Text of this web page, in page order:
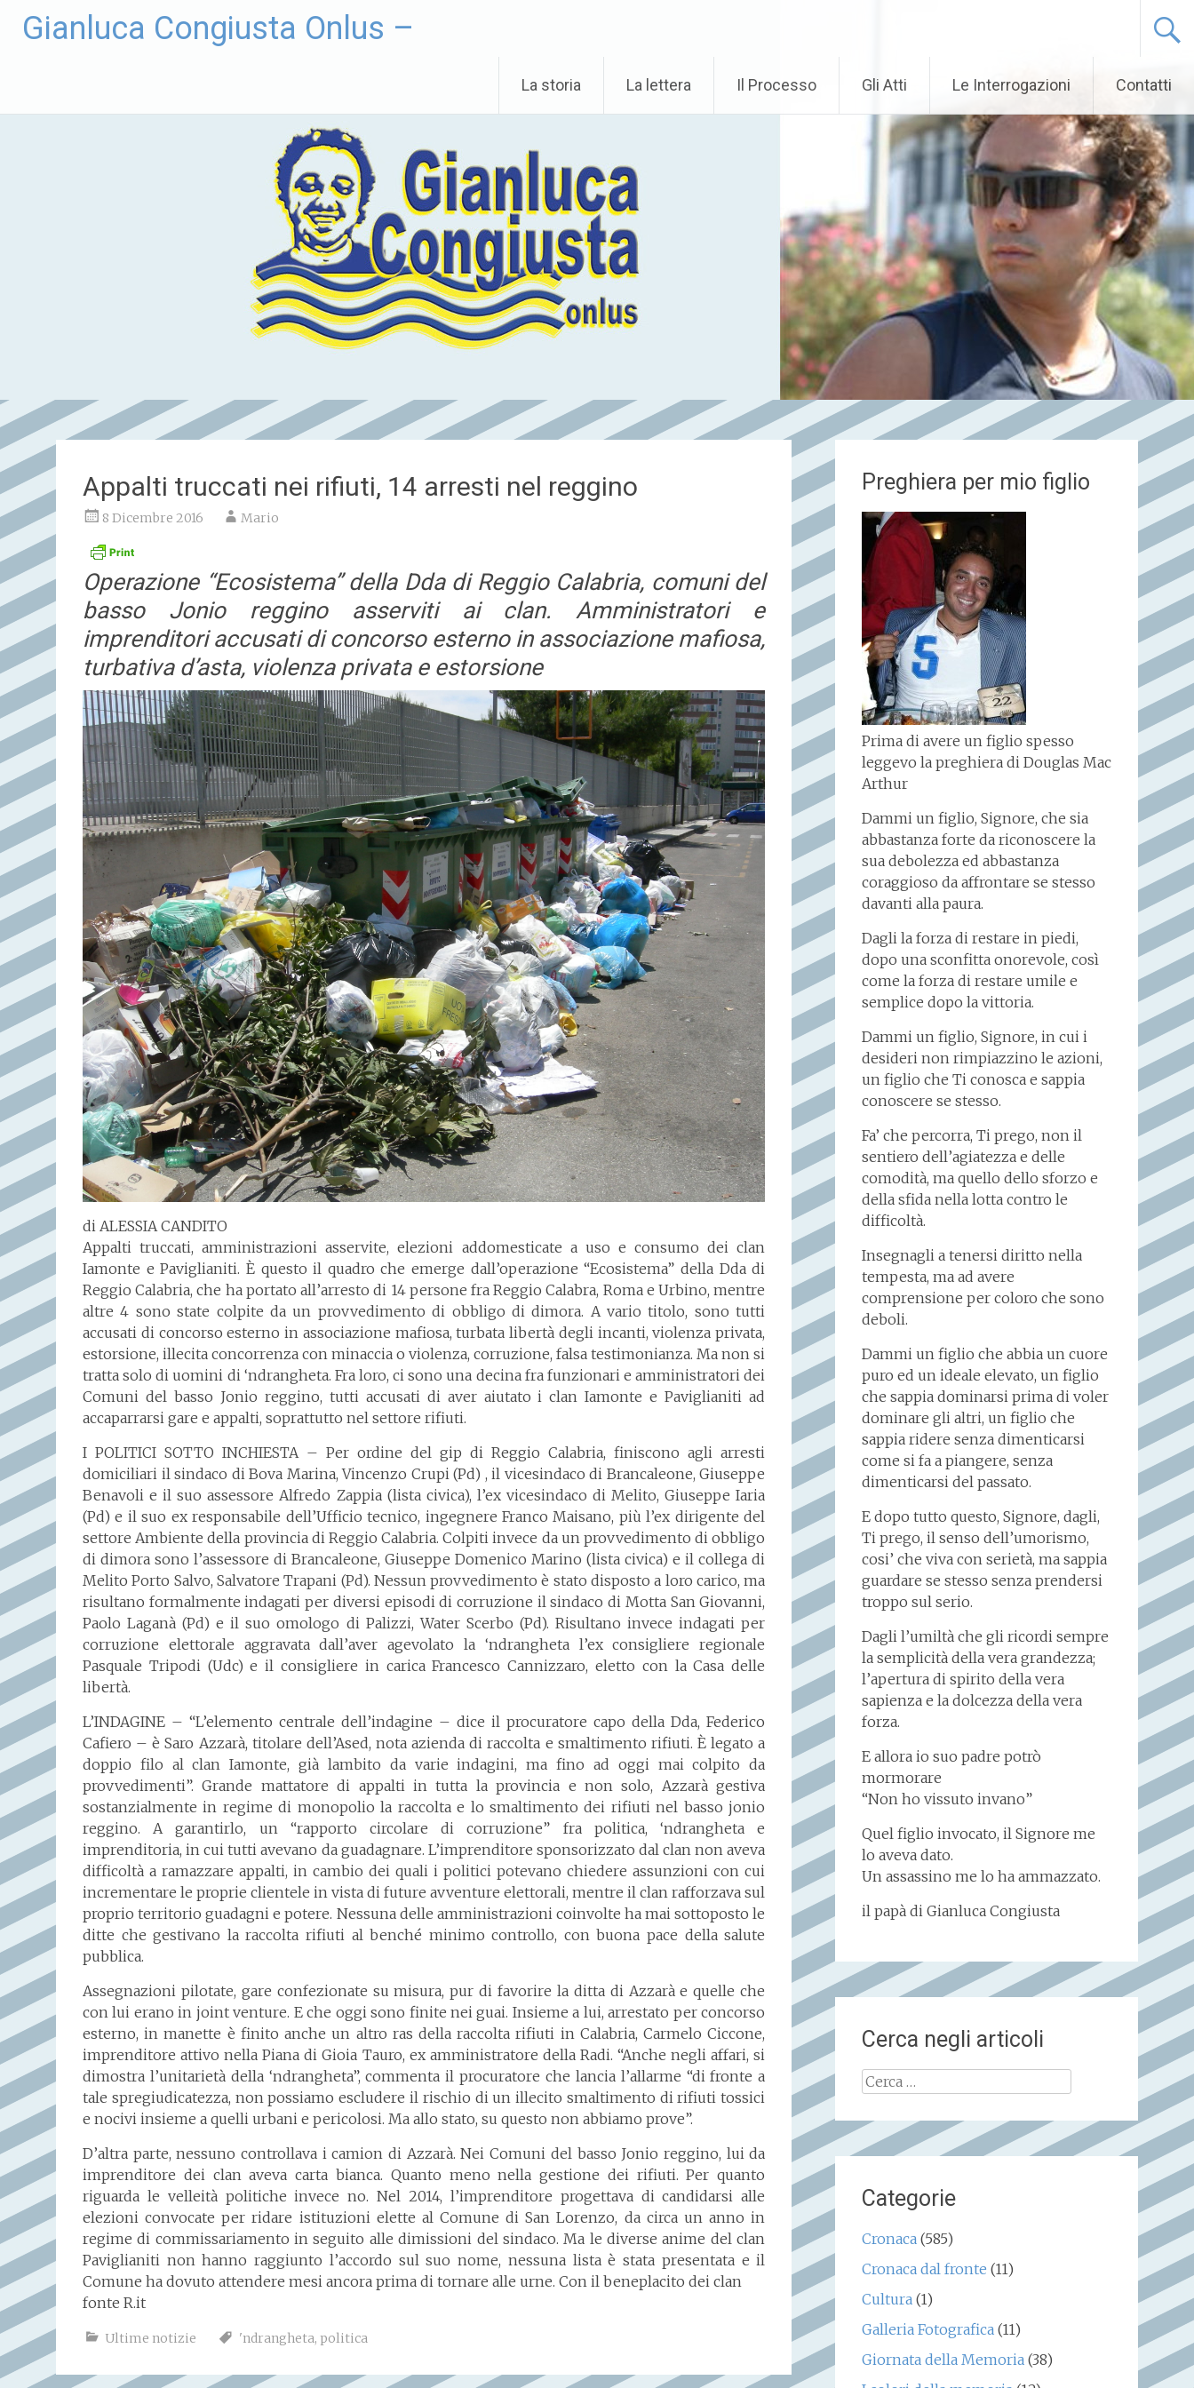
Gianluca Congiusta Onlus –
La storia La lettera Il Processo Gli Atti Le Interrogazioni Contatti
Appalti truccati nei rifiuti, 14 arresti nel reggino
8 Dicembre 2016 Mario
Operazione “Ecosistema” della Dda di Reggio Calabria, comuni del
basso Jonio reggino asserviti ai clan. Amministratori e
imprenditori accusati di concorso esterno in associazione mafiosa,
turbativa d’asta, violenza privata e estorsione
di ALESSIA CANDITO
Appalti truccati, amministrazioni asservite, elezioni addomesticate a uso e consumo dei clan
Iamonte e Paviglianiti. È questo il quadro che emerge dall’operazione “Ecosistema” della Dda di
Reggio Calabria, che ha portato all’arresto di 14 persone fra Reggio Calabra, Roma e Urbino, mentre
altre 4 sono state colpite da un provvedimento di obbligo di dimora. A vario titolo, sono tutti
accusati di concorso esterno in associazione mafiosa, turbata libertà degli incanti, violenza privata,
estorsione, illecita concorrenza con minaccia o violenza, corruzione, falsa testimonianza. Ma non si
tratta solo di uomini di ‘ndrangheta. Fra loro, ci sono una decina fra funzionari e amministratori dei
Comuni del basso Jonio reggino, tutti accusati di aver aiutato i clan Iamonte e Paviglianiti ad
accaparrarsi gare e appalti, soprattutto nel settore rifiuti.
I POLITICI SOTTO INCHIESTA – Per ordine del gip di Reggio Calabria, finiscono agli arresti
domiciliari il sindaco di Bova Marina, Vincenzo Crupi (Pd) , il vicesindaco di Brancaleone, Giuseppe
Benavoli e il suo assessore Alfredo Zappia (lista civica), l’ex vicesindaco di Melito, Giuseppe Iaria
(Pd) e il suo ex responsabile dell’Ufficio tecnico, ingegnere Franco Maisano, più l’ex dirigente del
settore Ambiente della provincia di Reggio Calabria. Colpiti invece da un provvedimento di obbligo
di dimora sono l’assessore di Brancaleone, Giuseppe Domenico Marino (lista civica) e il collega di
Melito Porto Salvo, Salvatore Trapani (Pd). Nessun provvedimento è stato disposto a loro carico, ma
risultano formalmente indagati per diversi episodi di corruzione il sindaco di Motta San Giovanni,
Paolo Laganà (Pd) e il suo omologo di Palizzi, Water Scerbo (Pd). Risultano invece indagati per
corruzione elettorale aggravata dall’aver agevolato la ‘ndrangheta l’ex consigliere regionale
Pasquale Tripodi (Udc) e il consigliere in carica Francesco Cannizzaro, eletto con la Casa delle
libertà.
L’INDAGINE – “L’elemento centrale dell’indagine – dice il procuratore capo della Dda, Federico
Cafiero – è Saro Azzarà, titolare dell’Ased, nota azienda di raccolta e smaltimento rifiuti. È legato a
doppio filo al clan Iamonte, già lambito da varie indagini, ma fino ad oggi mai colpito da
provvedimenti”. Grande mattatore di appalti in tutta la provincia e non solo, Azzarà gestiva
sostanzialmente in regime di monopolio la raccolta e lo smaltimento dei rifiuti nel basso jonio
reggino. A garantirlo, un “rapporto circolare di corruzione” fra politica, ‘ndrangheta e
imprenditoria, in cui tutti avevano da guadagnare. L’imprenditore sponsorizzato dal clan non aveva
difficoltà a ramazzare appalti, in cambio dei quali i politici potevano chiedere assunzioni con cui
incrementare le proprie clientele in vista di future avventure elettorali, mentre il clan rafforzava sul
proprio territorio guadagni e potere. Nessuna delle amministrazioni coinvolte ha mai sottoposto le
ditte che gestivano la raccolta rifiuti al benché minimo controllo, con buona pace della salute
pubblica.
Assegnazioni pilotate, gare confezionate su misura, pur di favorire la ditta di Azzarà e quelle che
con lui erano in joint venture. E che oggi sono finite nei guai. Insieme a lui, arrestato per concorso
esterno, in manette è finito anche un altro ras della raccolta rifiuti in Calabria, Carmelo Ciccone,
imprenditore attivo nella Piana di Gioia Tauro, ex amministratore della Radi. “Anche negli affari, si
dimostra l’unitarietà della ‘ndrangheta”, commenta il procuratore che lancia l’allarme “di fronte a
tale spregiudicatezza, non possiamo escludere il rischio di un illecito smaltimento di rifiuti tossici
e nocivi insieme a quelli urbani e pericolosi. Ma allo stato, su questo non abbiamo prove”.
D’altra parte, nessuno controllava i camion di Azzarà. Nei Comuni del basso Jonio reggino, lui da
imprenditore dei clan aveva carta bianca. Quanto meno nella gestione dei rifiuti. Per quanto
riguarda le velleità politiche invece no. Nel 2014, l’imprenditore progettava di candidarsi alle
elezioni convocate per ridare istituzioni elette al Comune di San Lorenzo, da circa un anno in
regime di commissariamento in seguito alle dimissioni del sindaco. Ma le diverse anime del clan
Paviglianiti non hanno raggiunto l’accordo sul suo nome, nessuna lista è stata presentata e il
Comune ha dovuto attendere mesi ancora prima di tornare alle urne. Con il beneplacito dei clan
fonte R.it
Ultime notizie 'ndrangheta, politica
Preghiera per mio figlio
Prima di avere un figlio spesso
leggevo la preghiera di Douglas Mac
Arthur
Dammi un figlio, Signore, che sia
abbastanza forte da riconoscere la
sua debolezza ed abbastanza
coraggioso da affrontare se stesso
davanti alla paura.
Dagli la forza di restare in piedi,
dopo una sconfitta onorevole, così
come la forza di restare umile e
semplice dopo la vittoria.
Dammi un figlio, Signore, in cui i
desideri non rimpiazzino le azioni,
un figlio che Ti conosca e sappia
conoscere se stesso.
Fa’ che percorra, Ti prego, non il
sentiero dell’agiatezza e delle
comodità, ma quello dello sforzo e
della sfida nella lotta contro le
difficoltà.
Insegnagli a tenersi diritto nella
tempesta, ma ad avere
comprensione per coloro che sono
deboli.
Dammi un figlio che abbia un cuore
puro ed un ideale elevato, un figlio
che sappia dominarsi prima di voler
dominare gli altri, un figlio che
sappia ridere senza dimenticarsi
come si fa a piangere, senza
dimenticarsi del passato.
E dopo tutto questo, Signore, dagli,
Ti prego, il senso dell’umorismo,
cosi’ che viva con serietà, ma sappia
guardare se stesso senza prendersi
troppo sul serio.
Dagli l’umiltà che gli ricordi sempre
la semplicità della vera grandezza;
l’apertura di spirito della vera
sapienza e la dolcezza della vera
forza.
E allora io suo padre potrò
mormorare
“Non ho vissuto invano”
Quel figlio invocato, il Signore me
lo aveva dato.
Un assassino me lo ha ammazzato.
il papà di Gianluca Congiusta
Cerca negli articoli
Ricerca
Categorie
Cronaca(585)
Cronaca dal fronte (11)
Cultura(1)
Galleria Fotografica(11)
Giornata della Memoria(38)